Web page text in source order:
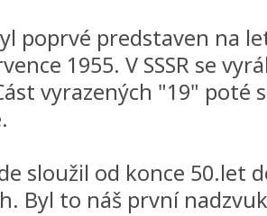
poprvé predstaven na
1955. V SSSR se
vyrazených "19" poté
sloužil od konce 50.let
Byl to náš první